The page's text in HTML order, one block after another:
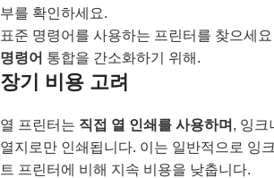
부를 확인하세요.
표준 명령어를 사용하는 프린터를 찾으세요
명령어 통합을 간소화하기 위해.
장기 비용 고려
열 프린터는 직접 열 인쇄를 사용하며 , 잉크
열지로만 인쇄됩니다. 이는 일반적으로 잉
트 프린터에 비해 지속 비용을 낮춥니다.